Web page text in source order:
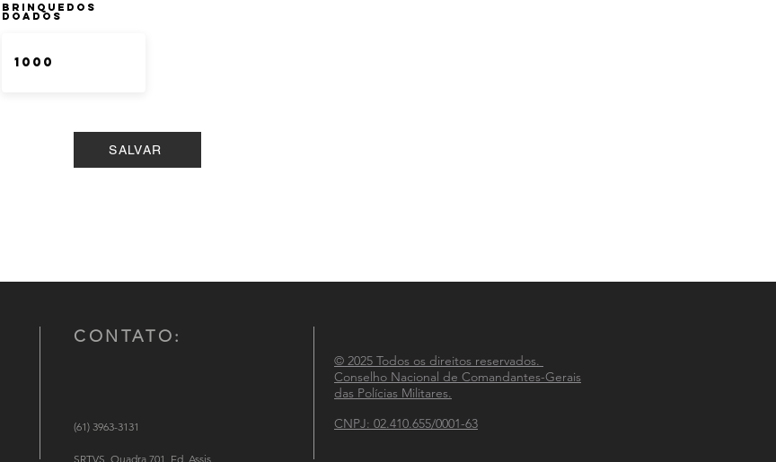
Brinquedos
doados
SALVAR
CONTATO:
(61) 3963-3131
SRTVS, Quadra 701, Ed. Assis
© 2025 Todos os direitos reservados.
Conselho Nacional de Comandantes-Gerais
das Polícias Militares.
CNPJ: 02.410.655/0001-63